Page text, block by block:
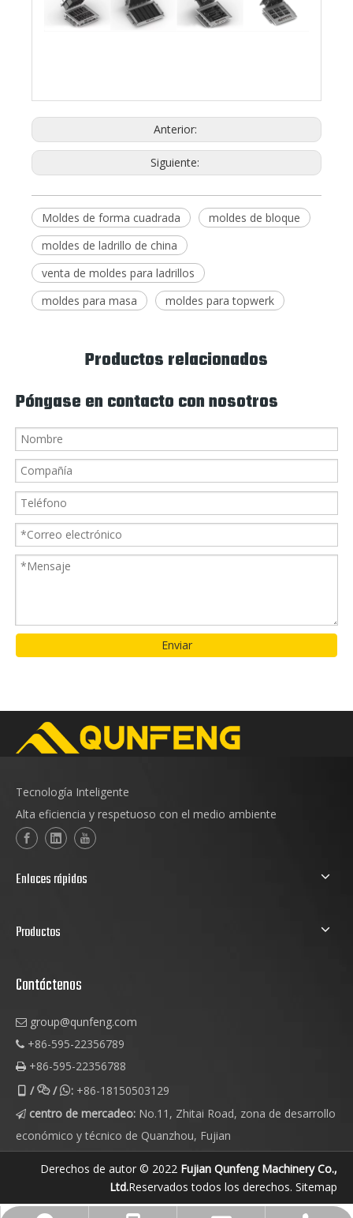
Anterior:
Siguiente:
Moldes de forma cuadrada
moldes de bloque
moldes de ladrillo de china
venta de moldes para ladrillos
moldes para masa
moldes para topwerk
Productos relacionados
Póngase en contacto con nosotros
Enviar
Tecnología Inteligente
Alta eficiencia y respetuoso con el medio ambiente
Enlaces rápidos
Productos
Contáctenos
 group@qunfeng.com
 +86-595-22356789
 +86-595-22356788
//: +86-18150503129
 centro de mercadeo: No.11, Zhitai Road, zona de desarrollo
económico y técnico de Quanzhou, Fujian
Derechos de autor © 2022 Fujian Qunfeng Machinery Co.,
Ltd.Reservados todos los derechos. Sitemap